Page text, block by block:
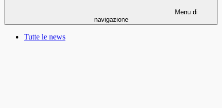
Menu di
navigazione
Tutte le news